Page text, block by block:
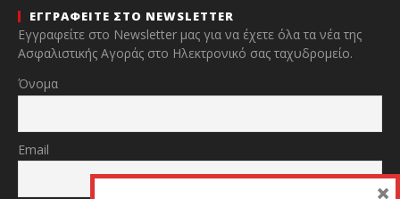
ΕΓΓΡΑΦΕΙΤΕ ΣΤΟ NEWSLETTER
Εγγραφείτε στο Newsletter μας για να έχετε όλα τα νέα της
Ασφαλιστικής Αγοράς στο Ηλεκτρονικό σας ταχυδρομείο.
Όνομα
Email